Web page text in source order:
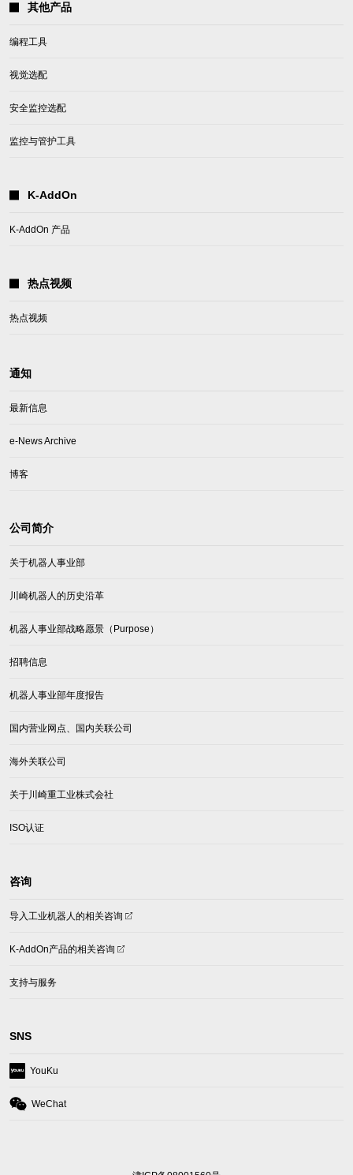
其他产品
编程工具
视觉选配
安全监控选配
监控与管护工具
K-AddOn
K-AddOn 产品
热点视频
热点视频
通知
最新信息
e-News Archive
博客
公司简介
关于机器人事业部
川崎机器人的历史沿革
机器人事业部战略愿景（Purpose）
招聘信息
机器人事业部年度报告
国内营业网点、国内关联公司
海外关联公司
关于川崎重工业株式会社
ISO认证
咨询
导入工业机器人的相关咨询
(opens
a
tab)
K-AddOn产品的相关咨询
(opens
a
支持与服务
SNS
YouKu
(opens
a
WeChat
(opens